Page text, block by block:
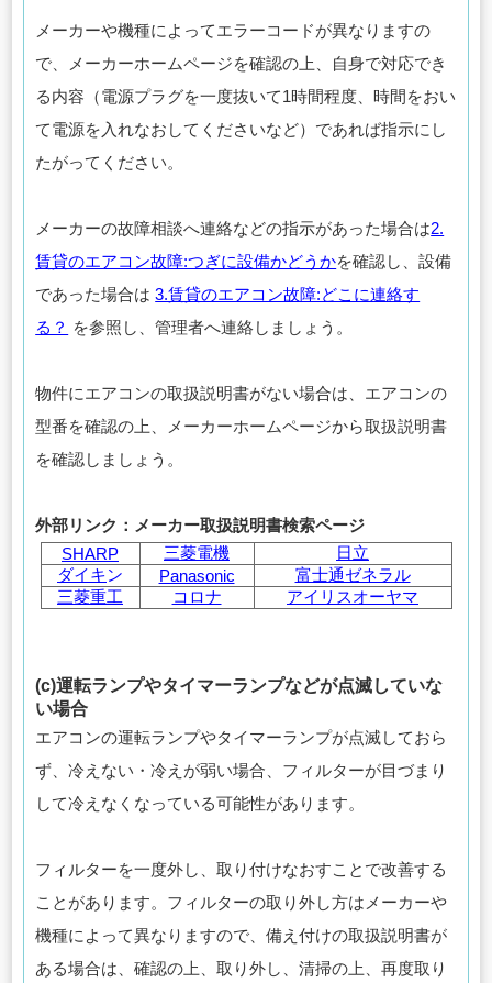
メーカーや機種によってエラーコードが異なりますの
で、メーカーホームページを確認の上、自身で対応でき
る内容（電源プラグを一度抜いて1時間程度、時間をおい
て電源を入れなおしてくださいなど）であれば指示にし
たがってください。
メーカーの故障相談へ連絡などの指示があった場合は2.
賃貸のエアコン故障:つぎに設備かどうかを確認し、設備
であった場合は3.賃貸のエアコン故障:どこに連絡す
る？ を参照し、管理者へ連絡しましょう。
物件にエアコンの取扱説明書がない場合は、エアコンの
型番を確認の上、メーカーホームページから取扱説明書
を確認しましょう。
外部リンク：メーカー取扱説明書検索ページ
SHARP
三菱電機
日立
ダイキン Panasonic
富士通ゼネラル
三菱重工
コロナ アイリスオーヤマ
(c)運転ランプやタイマーランプなどが点滅していな
い場合
エアコンの運転ランプやタイマーランプが点滅しておら
ず、冷えない・冷えが弱い場合、フィルターが目づまり
して冷えなくなっている可能性があります。
フィルターを一度外し、取り付けなおすことで改善する
ことがあります。フィルターの取り外し方はメーカーや
機種によって異なりますので、備え付けの取扱説明書が
ある場合は、確認の上、取り外し、清掃の上、再度取り